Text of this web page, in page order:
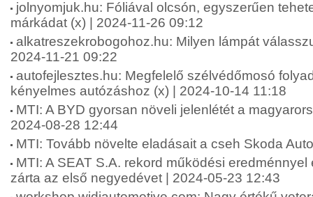
jolnyomjuk.hu: Fóliával olcsón, egyszerűen
márkádat (x) | 2024-11-26 09:12
alkatreszekrobogohoz.hu: Milyen lámpát
2024-11-21 09:22
autofejlesztes.hu: Megfelelő szélvédőmosó
kényelmes autózáshoz (x) | 2024-10-14 11:18
MTI: A BYD gyorsan növeli jelenlétét a
2024-08-28 12:44
MTI: Tovább növelte eladásait a cseh Skoda
MTI: A SEAT S.A. rekord működési
zárta az első negyedévet | 2024-05-23 12:43